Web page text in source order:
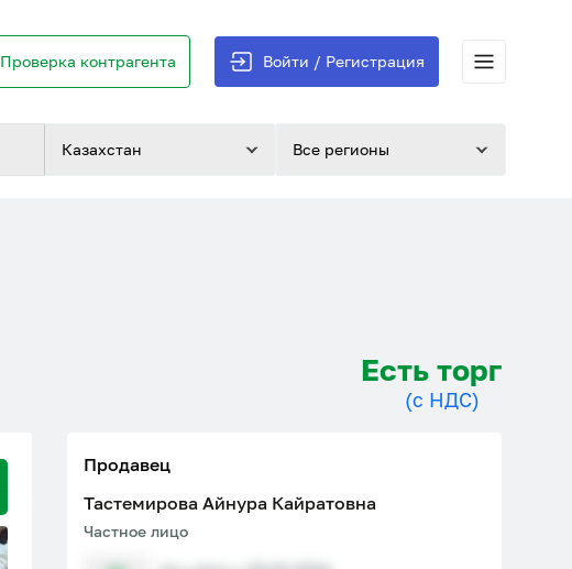
Проверка контрагента Войти / Регистрация
Казахстан Все регионы
Есть торг
(с НДС)
Продавец
Тастемирова Айнура Кайратовна
Частное лицо